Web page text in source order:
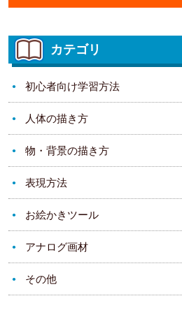
カテゴリ
初心者向け学習方法
人体の描き方
物・背景の描き方
表現方法
お絵かきツール
アナログ画材
その他